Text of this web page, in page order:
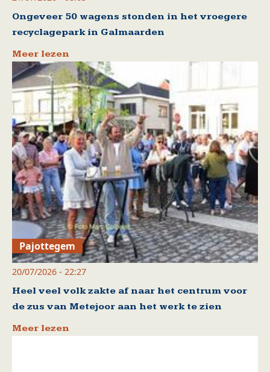
Ongeveer 50 wagens stonden in het vroegere
recyclagepark in Galmaarden
Meer lezen
Pajottegem
20/07/2026 - 22:27
Heel veel volk zakte af naar het centrum voor
de zus van Metejoor aan het werk te zien
Meer lezen